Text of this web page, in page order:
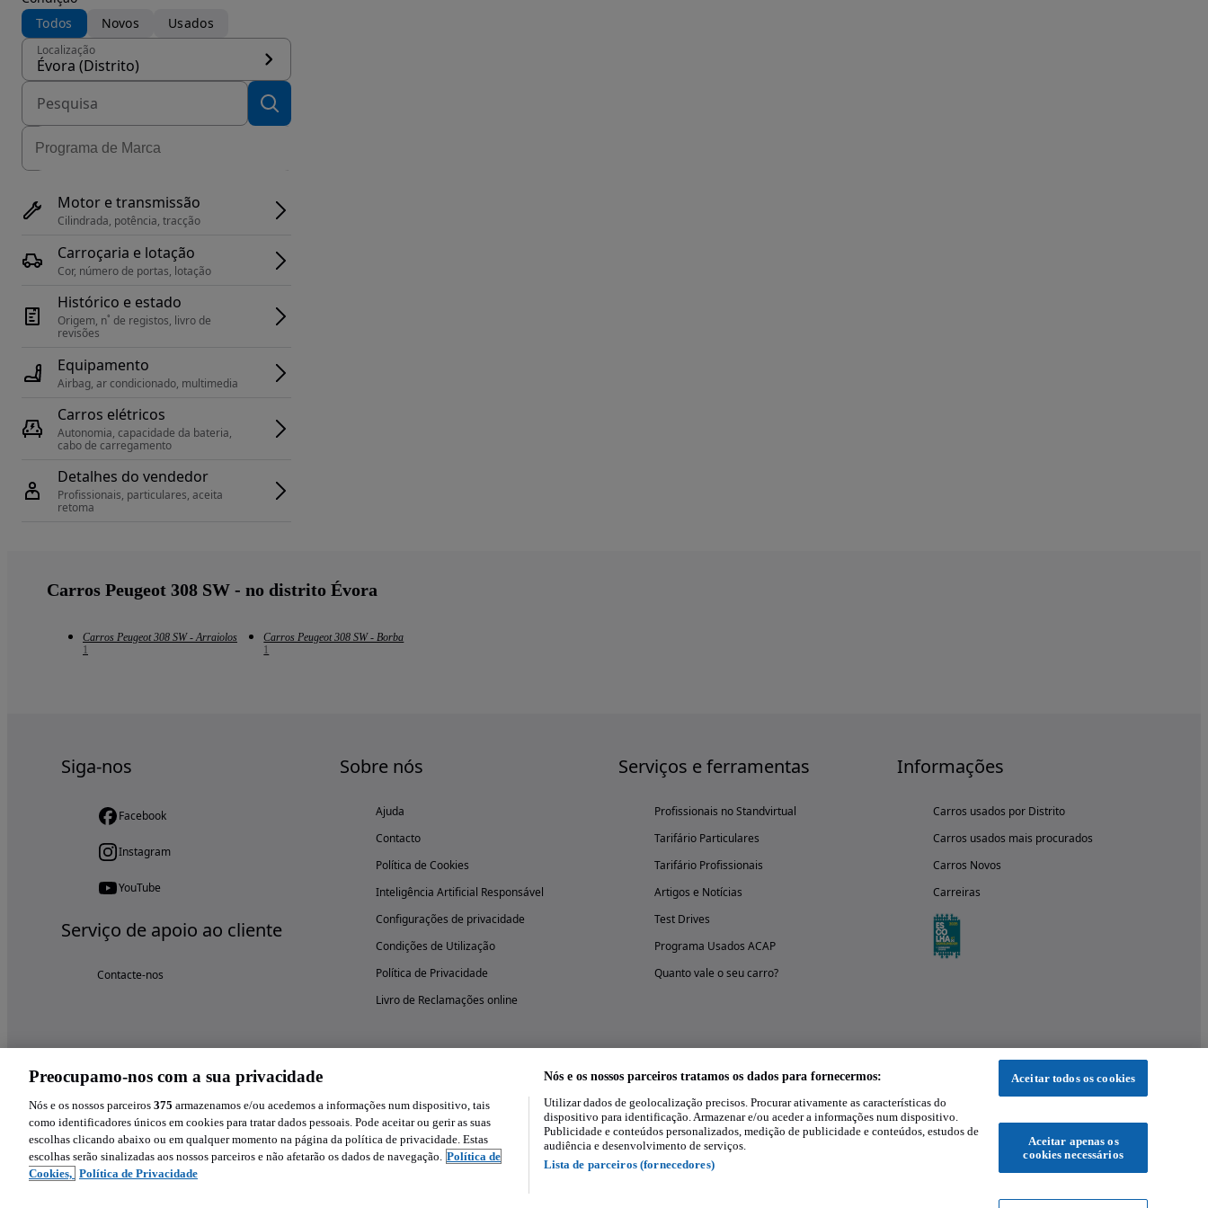
Todos
Novos Usados
Localização
Évora (Distrito)
Motor e transmissão
Cilindrada, potência, tracção
Carroçaria e lotação
Cor, número de portas, lotação
Histórico e estado
Origem, n˚ de registos, livro de
revisões
Equipamento
Airbag, ar condicionado, multimedia
Carros elétricos
Autonomia, capacidade da bateria,
cabo de carregamento
Detalhes do vendedor
Profissionais, particulares, aceita
retoma
Carros Peugeot 308 SW - no distrito Évora
Carros Peugeot 308 SW - Arraiolos
1
Carros Peugeot 308 SW - Borba
1
Siga-nos
Facebook
Instagram
YouTube
Serviço de apoio ao cliente
Contacte-nos
Sobre nós
Ajuda
Contacto
Política de Cookies
Inteligência Artificial Responsável
Configurações de privacidade
Condições de Utilização
Política de Privacidade
Livro de Reclamações online
Serviços e ferramentas
Profissionais no Standvirtual
Tarifário Particulares
Tarifário Profissionais
Artigos e Notícias
Test Drives
Programa Usados ACAP
Quanto vale o seu carro?
Informações
Carros usados por Distrito
Carros usados mais procurados
Carros Novos
Carreiras
Experimenta a aplicação
Preocupamo-nos com a sua privacidade
Nós e os nossos parceiros 375 armazenamos e/ou acedemos a informações num dispositivo, tais
como identificadores únicos em cookies para tratar dados pessoais. Pode aceitar ou gerir as suas
escolhas clicando abaixo ou em qualquer momento na página da política de privacidade. Estas
escolhas serão sinalizadas aos nossos parceiros e não afetarão os dados de navegação. Política de
Cookies, Política de Privacidade
Nós e os nossos parceiros tratamos os dados para fornecermos:
Utilizar dados de geolocalização precisos. Procurar ativamente as características do
dispositivo para identificação. Armazenar e/ou aceder a informações num dispositivo.
Publicidade e conteúdos personalizados, medição de publicidade e conteúdos, estudos de
audiência e desenvolvimento de serviços.
Lista de parceiros (fornecedores)
Aceitar todos os cookies
Aceitar apenas os
cookies necessários